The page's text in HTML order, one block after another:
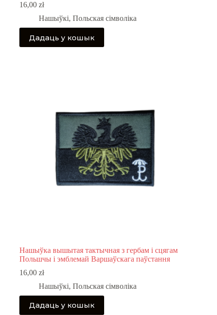
16,00 zł
Нашыўкі, Польская сімволіка
Дадаць у кошык
Нашыўка вышытая тактычная з гербам і сцягам
Польшчы і эмблемай Варшаўскага паўстання
16,00 zł
Нашыўкі, Польская сімволіка
Дадаць у кошык